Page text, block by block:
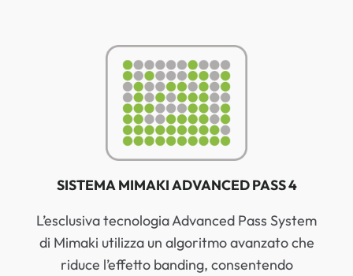
SISTEMA MIMAKI ADVANCED PASS 4
L’esclusiva tecnologia Advanced Pass System
di Mimaki utilizza un algoritmo avanzato che
riduce l’effetto banding, consentendo